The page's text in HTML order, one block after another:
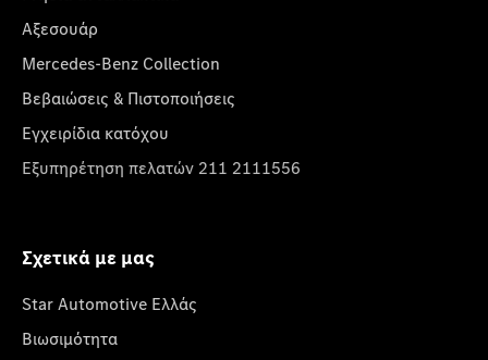
Αξεσουάρ
Mercedes-Benz Collection
Βεβαιώσεις & Πιστοποιήσεις
Εγχειρίδια κατόχου
Εξυπηρέτηση πελατών 211 2111556
Σχετικά με μας
Star Automotive Ελλάς
Βιωσιμότητα